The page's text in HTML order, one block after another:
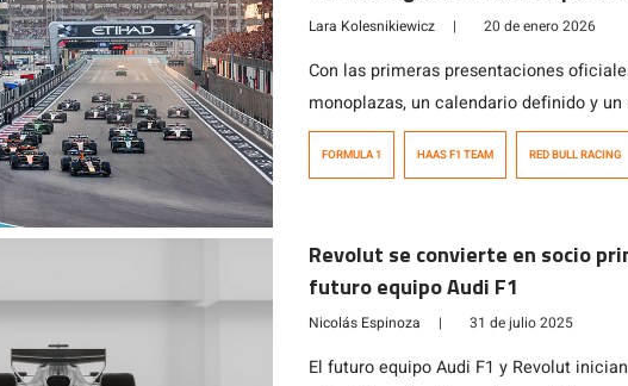
2026
Lara Kolesnikiewicz | 20 de enero 2026
Con las primeras presentaciones
monoplazas, un calendario definido y
técnico que marcará un antes y un
2026: Red Bull y Haas marcan el pulso
FORMULA 1 HAAS F1 TEAM RED BULL RACING
Revolut se convierte en socio
futuro equipo Audi F1
Nicolás Espinoza | 31 de julio 2025
El futuro equipo Audi F1 y Revolut